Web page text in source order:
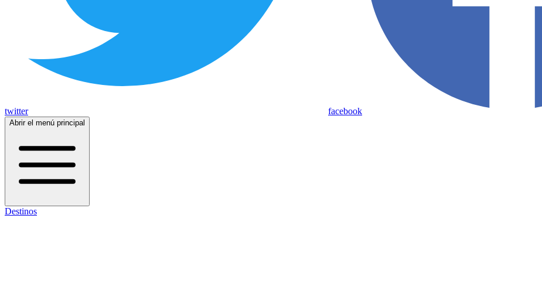
twitter facebook
Abrir el menú principal
Destinos